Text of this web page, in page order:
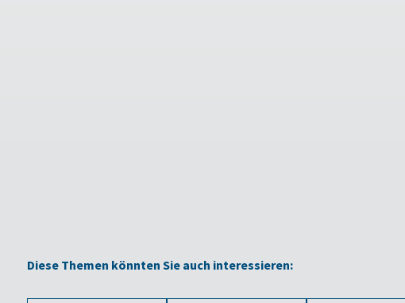
Diese Themen könnten Sie auch interessieren: